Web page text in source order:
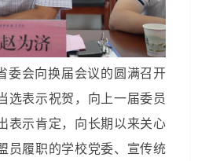
委会向换届会议的圆满召开
选表示祝贺，向上一届委员
表示肯定，向长期以来关心
员履职的学校党委、宣传统